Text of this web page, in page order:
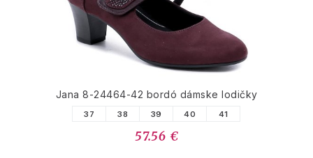
Jana 8-24464-42 bordó dámske lodičky
37 38 39 40 41
57.56 €